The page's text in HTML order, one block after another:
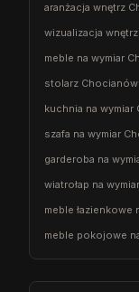
aranżacja wnętrz
wizualizacja
meble na wymiar
stolarz Chocianów
kuchnia na wymiar
szafa na wymiar
garderoba na
wiatrołap na
meble łazienkowe
meble pokojowe